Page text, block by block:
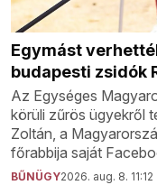
Egymást
budapesti zsidók
Az Egységes
körüli zűrös ügyekről
Zoltán, a
főrabbija saját
BŰNÜGY2026. aug. 8. 11:12